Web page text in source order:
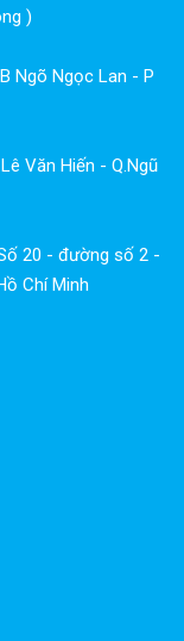
)
Ngõ Ngọc Lan - P
Văn Hiến - Q.Ngũ
20 - đường số 2 -
Chí Minh